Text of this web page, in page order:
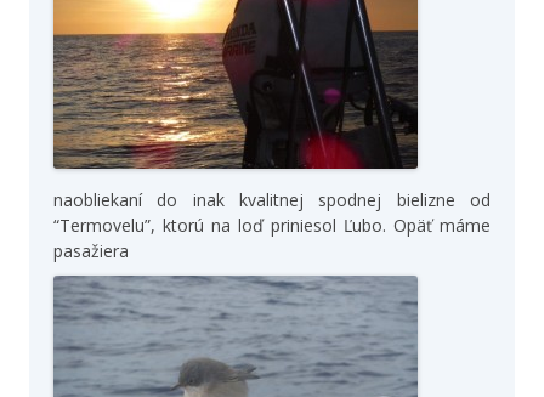
naobliekaní do inak kvalitnej spodnej bielizne od
“Termovelu”, ktorú na loď priniesol Ľubo. Opäť máme
pasažiera